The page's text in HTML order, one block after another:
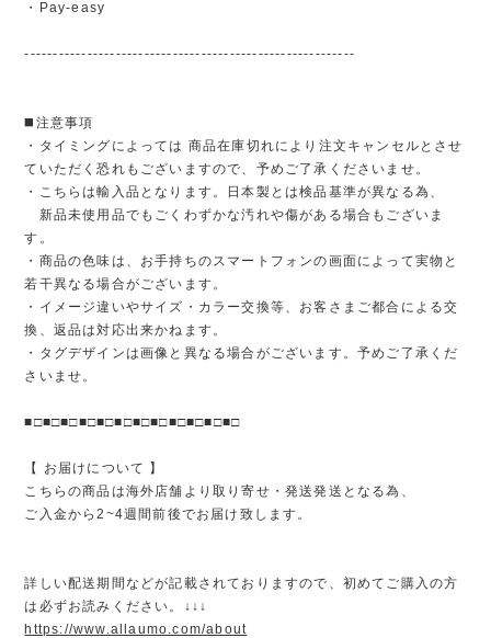
・Pay-easy
----------------------------------------------------------
◼️注意事項
・タイミングによっては 商品在庫切れにより注文キャンセルとさせ
ていただく恐れもございますので、予めご了承くださいませ。
・こちらは輸入品となります。日本製とは検品基準が異なる為、
新品未使用品でもごくわずかな汚れや傷がある場合もございま
す。
・商品の色味は、お手持ちのスマートフォンの画面によって実物と
若干異なる場合がございます。
・イメージ違いやサイズ・カラー交換等、お客さまご都合による交
換、返品は対応出来かねます。
・タグデザインは画像と異なる場合がございます。予めご了承くだ
さいませ。
■□■□■□■□■□■□■□■□■□■□■□■□
【 お届けについて 】
こちらの商品は海外店舗より取り寄せ・発送発送となる為、
ご入金から2~4週間前後でお届け致します。
詳しい配送期間などが記載されておりますので、初めてご購入の方
は必ずお読みください。↓↓↓
https://www.allaumo.com/about